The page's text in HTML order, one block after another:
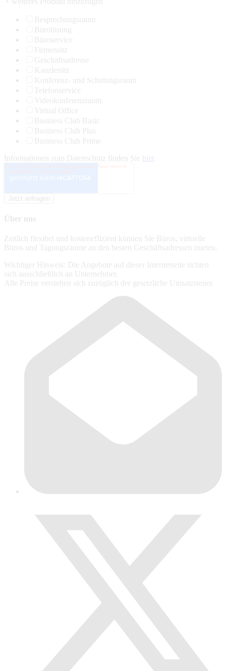
Besprechungsraum
Bürolösung
Büroservice
Firmensitz
Geschäftsadresse
Kanzleisitz
Konferenz- und Schulungsraum
Telefonservice
Videokonferenzraum
Virtual Office
Business Club Basic
Business Club Plus
Business Club Prime
Informationen zum Datenschutz finden Sie
hier
Über uns
Zeitlich flexibel und kosteneffizient können Sie Büros, virtuelle
Büros und Tagungsräume an den besten Geschäftsadressen mieten.
Wichtiger Hinweis: Die Angebote auf dieser Internetseite richten
sich ausschließlich an Unternehmer.
Alle Preise verstehen sich zuzüglich der gesetzliche Umsatzsteuer.